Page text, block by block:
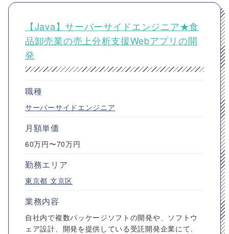
【Java】サーバーサイドエンジニア★食
品卸売業の売上分析支援Webアプリの開
発
職種
サーバーサイドエンジニア
月額単価
60万円〜70万円
勤務エリア
東京都 文京区
業務内容
自社内で複数パッケージソフトの開発や、ソフトウ
ェア設計、開発を提供している受託開発企業にて、